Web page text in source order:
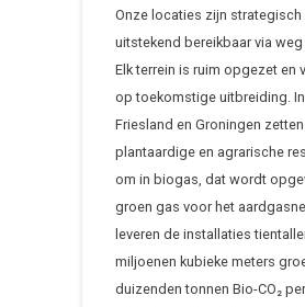
Onze locaties zijn strategisch
uitstekend bereikbaar via weg
Elk terrein is ruim opgezet en
op toekomstige uitbreiding.
Friesland en Groningen
plantaardige en agrarische
om in biogas, dat wordt
groen gas voor het
leveren de installaties
miljoenen kubieke meters
duizenden tonnen Bio-CO₂